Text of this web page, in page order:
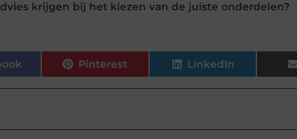
krijgen bij het kiezen van de juiste onderdelen?
Pinterest LinkedIn